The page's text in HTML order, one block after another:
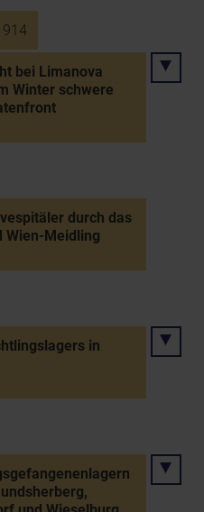
bei Limanova
Winter schwere
durch das
Wien-Meidling
in